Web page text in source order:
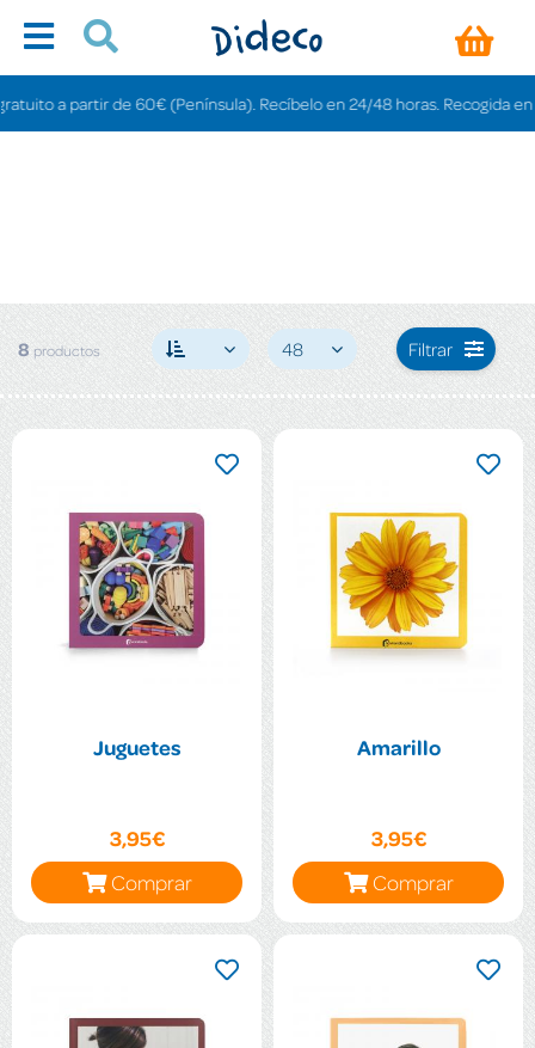
a partir de 60€ (Península). Recíbelo en 24/48 horas. Recogida en
8 productos 48 Filtrar
Juguetes
3,95€
Comprar
Amarillo
3,95€
Comprar